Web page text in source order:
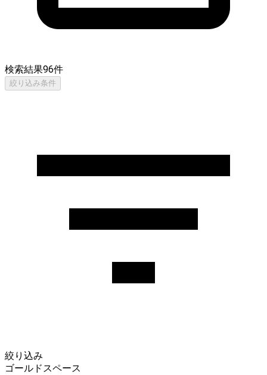
検索結果96件
絞り込み条件
絞り込み
ゴールドスペース